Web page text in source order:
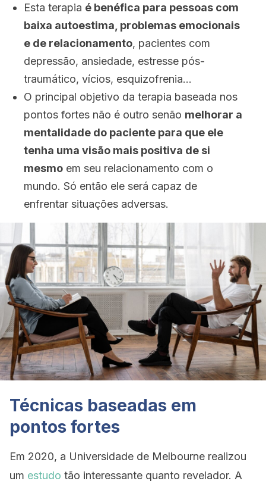
Esta terapia é benéfica para pessoas com
baixa autoestima, problemas emocionais
e de relacionamento, pacientes com
depressão, ansiedade, estresse pós-
traumático, vícios, esquizofrenia…
O principal objetivo da terapia baseada nos
pontos fortes não é outro senão melhorar a
mentalidade do paciente para que ele
tenha uma visão mais positiva de si
mesmo em seu relacionamento com o
mundo. Só então ele será capaz de
enfrentar situações adversas.
Técnicas baseadas em
pontos fortes
Em 2020, a Universidade de Melbourne realizou
um estudo tão interessante quanto revelador. A